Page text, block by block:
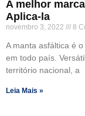
A melhor
Aplica-la
novembro 3, 2022 8
A manta asfáltica é
em todo país.
território nacional, a
Leia Mais »